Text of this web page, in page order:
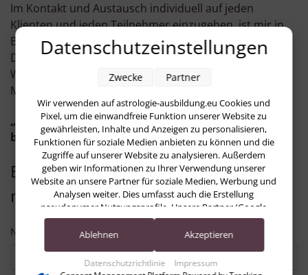
Im Kontakt und Austausch individuell auf jeden
Klienten und jeden Teilnehmer einzugehen, ist mir in
Beratungen und als Tutorin ein wichtiges Anliegen.
Deshalb freue ich mich darauf, Interessierte auf dem
Weg durch das Prognosetraining mit traditionellen
Methoden unterstützen zu dürfen.
„Habe Mut, dich deines eigenen Verstandes zu
bedienen!“Immanuel Kant
Eine E-Mail senden. Alle mit *
markierten Felder werden benötigt.
Name
Datenschutzeinstellungen
Wir verwenden auf astrologie-ausbildung.eu Cookies und
Pixel, um die einwandfreie Funktion unserer Website zu
gewährleisten, Inhalte und Anzeigen zu personalisieren,
Funktionen für soziale Medien anbieten zu können und die
Zugriffe auf unserer Website zu analysieren. Außerdem
geben wir Informationen zu Ihrer Verwendung unserer
Website an unsere Partner für soziale Medien, Werbung und
Analysen weiter. Dies umfasst auch die Erstellung
pseudonymer Nutzungsprofile. Unsere Partner (Google
Advertising Products) führen diese Informationen
möglicherweise mit weiteren Daten zusammen, die Sie ihnen
Accounts) oder welche sie im Rahmen Ihrer Nutzung der
Dienste gesammelt haben (bspw. Nutzungsdaten anderer
Datenschutzrichtlinie Impressum
Zwecke Partner
Ablehnen Akzeptieren